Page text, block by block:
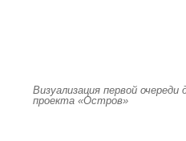
Визуализация первой
проекта «Остров»